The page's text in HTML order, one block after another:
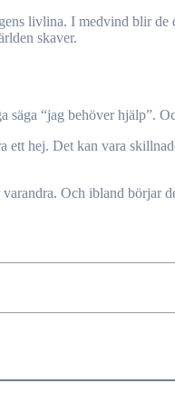
livlina. I medvind blir
skaver.
“jag behöver hjälp”.
hej. Det kan vara
Och ibland börjar